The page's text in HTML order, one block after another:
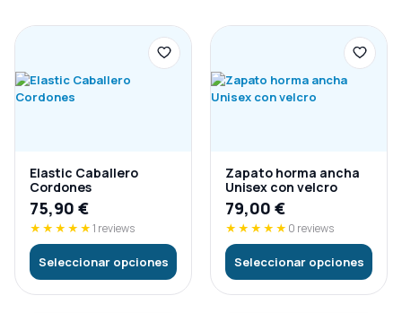
Elastic Caballero
Cordones
75,90 €
★★★★★1 reviews
Seleccionar opciones
Zapato horma ancha
Unisex con velcro
79,00 €
★★★★★ 0 reviews
Seleccionar opciones